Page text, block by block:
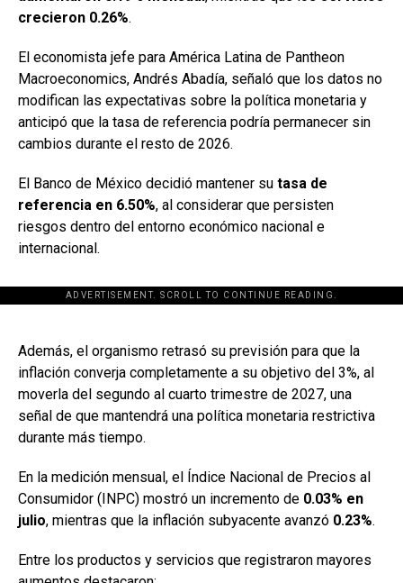
crecieron 0.26%.
El economista jefe para América Latina de Pantheon
Macroeconomics, Andrés Abadía, señaló que los datos no
modifican las expectativas sobre la política monetaria y
anticipó que la tasa de referencia podría permanecer sin
cambios durante el resto de 2026.
El Banco de México decidió mantener su tasa de
referencia en 6.50%, al considerar que persisten
riesgos dentro del entorno económico nacional e
internacional.
ADVERTISEMENT. SCROLL TO CONTINUE READING.
[adsforwp id="243463"]
Además, el organismo retrasó su previsión para que la
inflación converja completamente a su objetivo del 3%, al
moverla del segundo al cuarto trimestre de 2027, una
señal de que mantendrá una política monetaria restrictiva
durante más tiempo.
En la medición mensual, el Índice Nacional de Precios al
Consumidor (INPC) mostró un incremento de 0.03% en
julio, mientras que la inflación subyacente avanzó 0.23%.
Entre los productos y servicios que registraron mayores